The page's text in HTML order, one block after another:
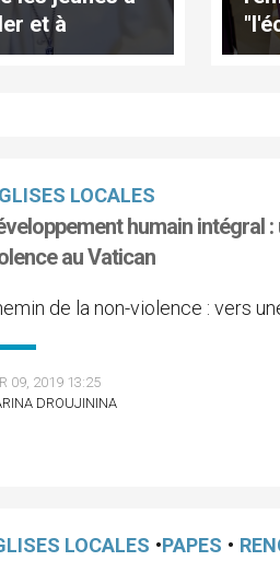
et à
la beauté de
LOCALES
humain intégral
au Vatican
de la non-violence : vers
09, 2019 13:25
DROUJININA
LOCALES •PAPES •